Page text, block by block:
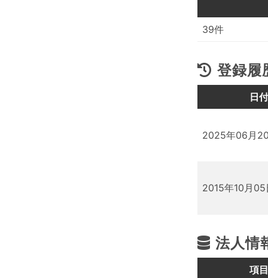
39件
登録履
日付
2025年06月
2015年10月05
法人情
項目